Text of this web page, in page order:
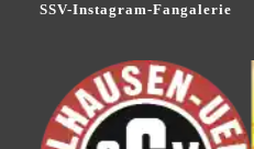
SSV-Instagram-Fangalerie